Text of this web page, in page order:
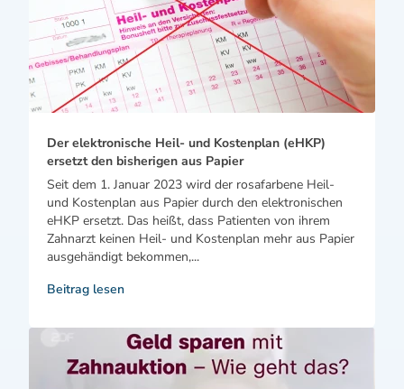
Der elektronische Heil- und Kostenplan (eHKP)
ersetzt den bisherigen aus Papier
Seit dem 1. Januar 2023 wird der rosafarbene Heil-
und Kostenplan aus Papier durch den elektronischen
eHKP ersetzt. Das heißt, dass Patienten von ihrem
Zahnarzt keinen Heil- und Kostenplan mehr aus Papier
ausgehändigt bekommen,...
Beitrag lesen